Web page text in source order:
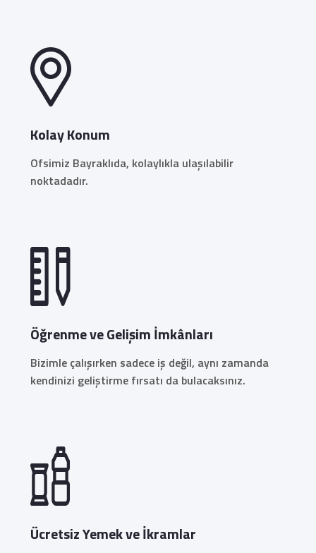
Kolay Konum
Ofsimiz Bayraklıda, kolaylıkla ulaşılabilir
noktadadır.
Öğrenme ve Gelişim İmkânları
Bizimle çalışırken sadece iş değil, aynı zamanda
kendinizi geliştirme fırsatı da bulacaksınız.
Ücretsiz Yemek ve İkramlar